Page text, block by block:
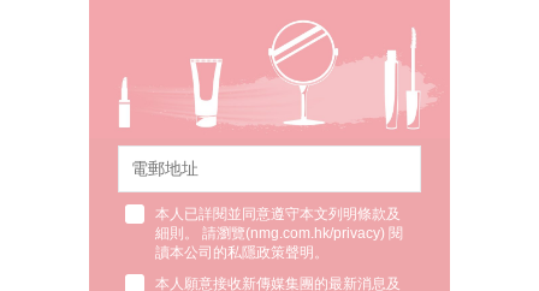
本人已詳閱並同意遵守本文列明條款及
細則。 請瀏覽(nmg.com.hk/privacy) 閱
讀本公司的私隱政策聲明。
本人願意接收新傳媒集團的最新消息及